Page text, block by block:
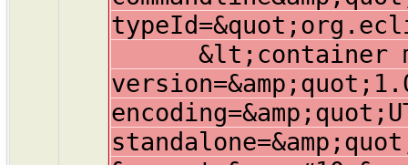
&lt;container